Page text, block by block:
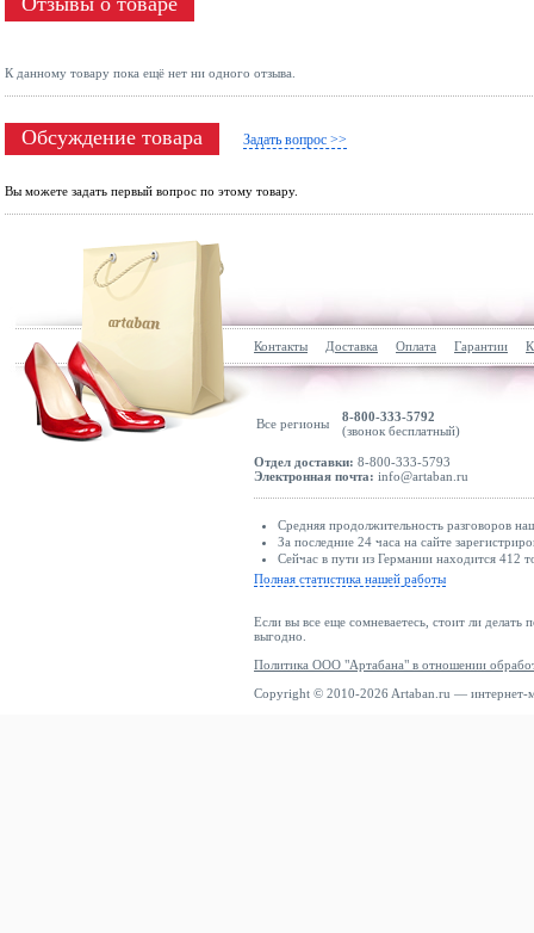
К данному товару пока ещё нет ни одного отзыва.
Обсуждение товара Задать вопрос >>
Вы можете задать первый вопрос по этому товару.
Контакты Доставка Оплата Гарантии
Все регионы
8-800-333-5792
(звонок бесплатный)
Отдел доставки: 8-800-333-5793
Электронная почта: info@artaban.ru
Средняя продолжительность разговоров
За последние 24 часа на сайте
Сейчас в пути из Германии находится 412
Полная статистика нашей работы
Если вы все еще сомневаетесь, стоит ли делать
выгодно.
Политика ООО "Артабана" в отношении
Copyright © 2010-2026 Artaban.ru — интернет-